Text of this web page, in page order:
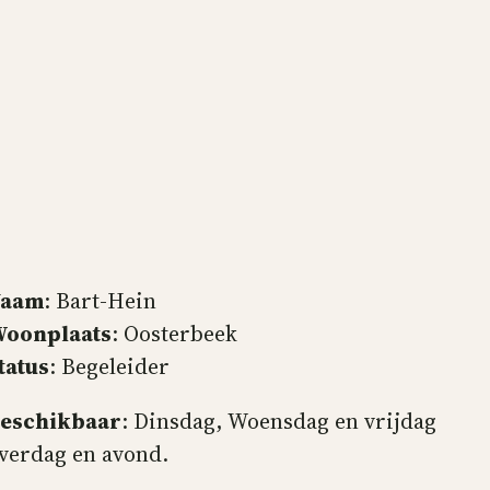
: Bart-Hein
: Oosterbeek
: Begeleider
: Dinsdag, Woensdag en vrijdag
en avond.